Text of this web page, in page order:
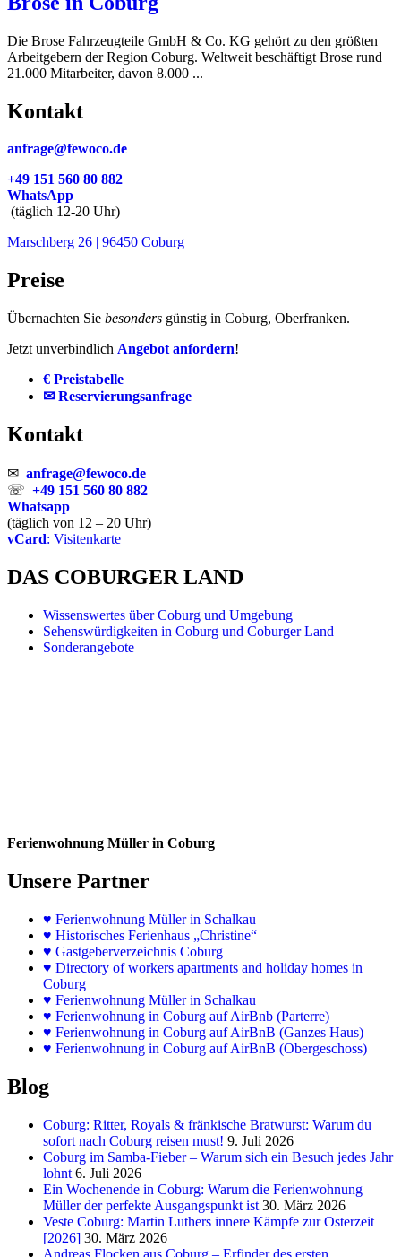
Die Brose Fahrzeugteile GmbH & Co. KG gehört zu den größten
Arbeitgebern der Region Coburg. Weltweit beschäftigt Brose rund
21.000 Mitarbeiter, davon 8.000 ...
Kontakt
anfrage@fewoco.de
+49 151 560 80 882
WhatsApp
(täglich 12-20 Uhr)
Marschberg 26 | 96450 Coburg
Preise
Übernachten Sie besonders günstig in Coburg, Oberfranken.
Jetzt unverbindlich Angebot anfordern!
€ Preistabelle
✉ Reservierungsanfrage
Kontakt
✉ anfrage@fewoco.de
☏ +49 151 560 80 882
Whatsapp
(täglich von 12 – 20 Uhr)
vCard: Visitenkarte
DAS COBURGER LAND
Wissenswertes über Coburg und Umgebung
Sehenswürdigkeiten in Coburg und Coburger Land
Sonderangebote
Ferienwohnung Müller in Coburg
Unsere Partner
♥ Ferienwohnung Müller in Schalkau
♥ Historisches Ferienhaus „Christine“
♥ Gastgeberverzeichnis Coburg
♥ Directory of workers apartments and holiday homes in
Coburg
♥ Ferienwohnung Müller in Schalkau
♥ Ferienwohnung in Coburg auf AirBnb (Parterre)
♥ Ferienwohnung in Coburg auf AirBnB (Ganzes Haus)
♥ Ferienwohnung in Coburg auf AirBnB (Obergeschoss)
Blog
Coburg: Ritter, Royals & fränkische Bratwurst: Warum du
sofort nach Coburg reisen must! 9. Juli 2026
Coburg im Samba-Fieber – Warum sich ein Besuch jedes Jahr
lohnt 6. Juli 2026
Ein Wochenende in Coburg: Warum die Ferienwohnung
Müller der perfekte Ausgangspunkt ist 30. März 2026
Veste Coburg: Martin Luthers innere Kämpfe zur Osterzeit
[2026] 30. März 2026
Andreas Flocken aus Coburg – Erfinder des ersten